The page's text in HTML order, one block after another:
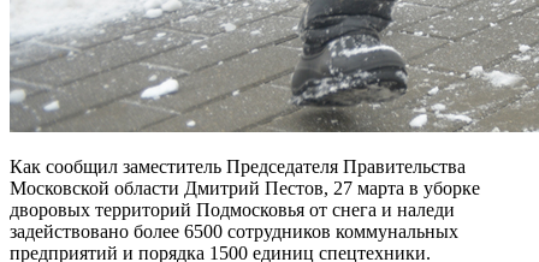
Как сообщил заместитель Председателя Правительства
Московской области Дмитрий Пестов, 27 марта в уборке
дворовых территорий Подмосковья от снега и наледи
задействовано более 6500 сотрудников коммунальных
предприятий и порядка 1500 единиц спецтехники.